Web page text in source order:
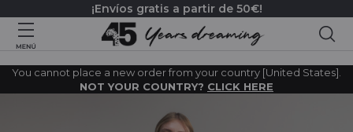
¡Envíos gratis a partir de 50€!
You cannot place a new order from your country [United States].
NOT YOUR COUNTRY? CLICK HERE